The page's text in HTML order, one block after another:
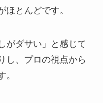
ほとんどです。
がダサい」と感じて
し、プロの視点から
。